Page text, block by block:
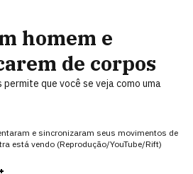
homem e
de corpos
que você se veja como uma
e sincronizaram seus movimentos de
está vendo (Reprodução/YouTube/Rift)